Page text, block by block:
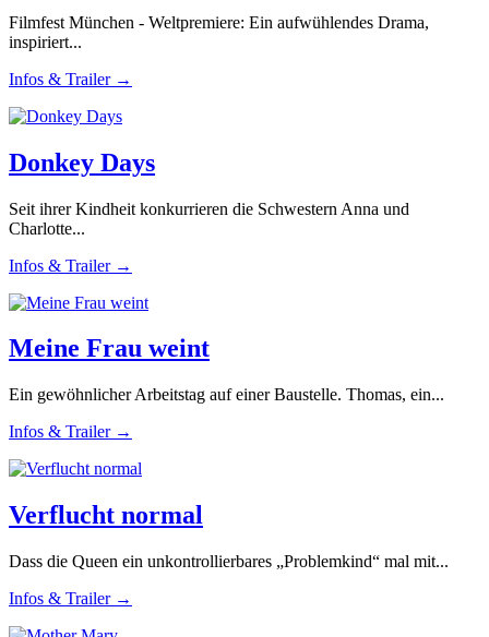
Filmfest München - Weltpremiere: Ein aufwühlendes Drama,
inspiriert...
Infos & Trailer →
Donkey Days
Seit ihrer Kindheit konkurrieren die Schwestern Anna und
Charlotte...
Infos & Trailer →
Meine Frau weint
Ein gewöhnlicher Arbeitstag auf einer Baustelle. Thomas, ein...
Infos & Trailer →
Verflucht normal
Dass die Queen ein unkontrollierbares „Problemkind“ mal mit...
Infos & Trailer →